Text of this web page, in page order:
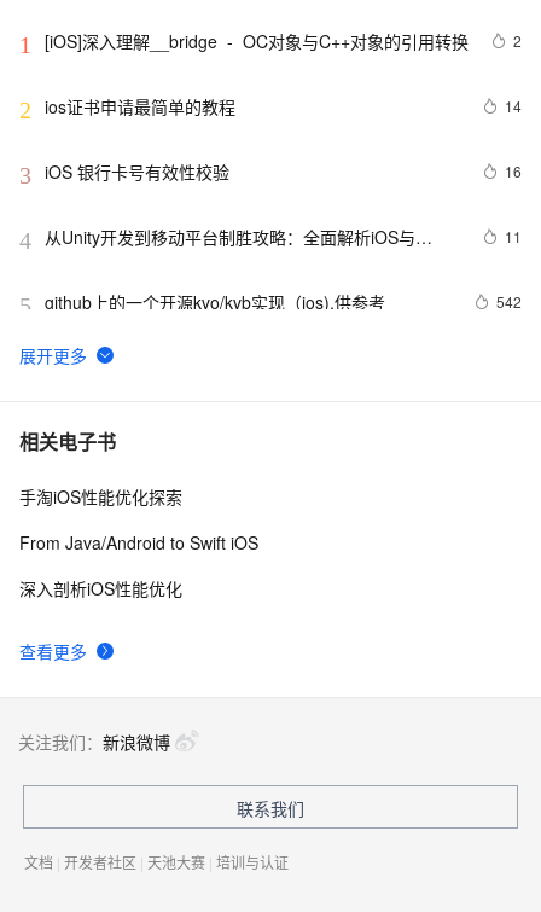
1 [iOS]深入理解__bridge  -  OC对象与C++对象的引用转换 2
2 ios证书申请最简单的教程 14
3 iOS 银行卡号有效性校验 16
4 从Unity开发到移动平台制胜攻略：全面解析iOS与
打造爆款手游不是梦——性能优化、广告集成与内购设
11
5 github上的一个开源kvo/kvb实现（ios),供参考 542
6 iOS 在 ARC 环境下 dealloc 的使用、理解误区
7 xcode反汇编调试iOS模拟器程序（六）函数出入口处的
8 IOS中处理解析数据用JSON上传的对象和可以是JSON
相关电子书
查看更多
手淘iOS性能优化探索
From Java/Android to Swift iOS
深入剖析iOS性能优化
关注我们： 新浪微博
联系我们
文档 | 开发者社区 | 天池大赛 | 培训与认证